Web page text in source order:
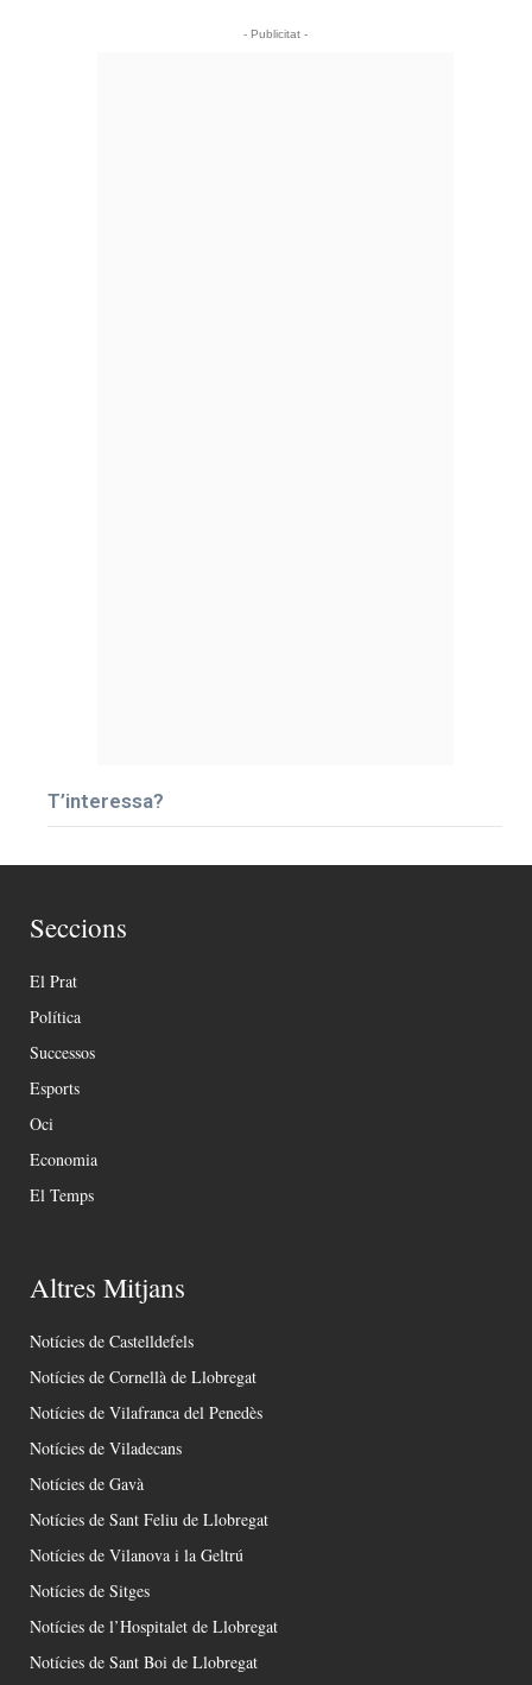
- Publicitat -
T’interessa?
Seccions
El Prat
Política
Successos
Esports
Oci
Economia
El Temps
Altres Mitjans
Notícies de Castelldefels
Notícies de Cornellà de Llobregat
Notícies de Vilafranca del Penedès
Notícies de Viladecans
Notícies de Gavà
Notícies de Sant Feliu de Llobregat
Notícies de Vilanova i la Geltrú
Notícies de Sitges
Notícies de l’Hospitalet de Llobregat
Notícies de Sant Boi de Llobregat